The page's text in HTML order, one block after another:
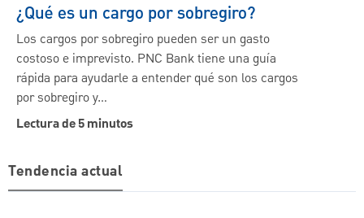
¿Qué es un cargo por sobregiro?
Los cargos por sobregiro pueden ser un gasto
costoso e imprevisto. PNC Bank tiene una guía
rápida para ayudarle a entender qué son los cargos
por sobregiro y…
Lectura de 5 minutos
Tendencia actual